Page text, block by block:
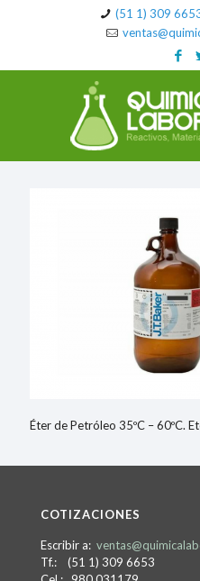
(51 1) 309
Éter de Petróleo 35ºC – 60ºC.
COTIZACIONES
Escribir a:
Tf.: (51 1) 309 6653